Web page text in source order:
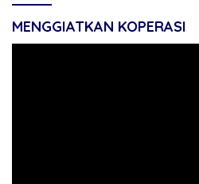
MENGGIATKAN KOPERASI